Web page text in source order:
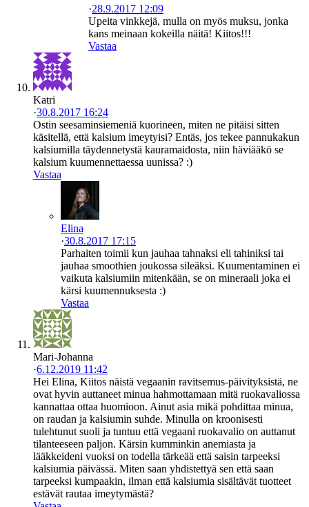
·28.9.2017 12:09
Upeita vinkkejä, mulla on myös muksu, jonka
kans meinaan kokeilla näitä! Kiitos!!!
Vastaa
Katri
·30.8.2017 16:24
Ostin seesaminsiemeniä kuorineen, miten ne pitäisi sitten
käsitellä, että kalsium imeytyisi? Entäs, jos tekee pannukakun
kalsiumilla täydennetystä kauramaidosta, niin häviääkö se
kalsium kuumennettaessa uunissa? :)
Vastaa
Elina
·30.8.2017 17:15
Parhaiten toimii kun jauhaa tahnaksi eli tahiniksi tai
jauhaa smoothien joukossa sileäksi. Kuumentaminen ei
vaikuta kalsiumiin mitenkään, se on mineraali joka ei
kärsi kuumennuksesta :)
Vastaa
Mari-Johanna
·6.12.2019 11:42
Hei Elina, Kiitos näistä vegaanin ravitsemus-päivityksistä, ne
ovat hyvin auttaneet minua hahmottamaan mitä ruokavaliossa
kannattaa ottaa huomioon. Ainut asia mikä pohdittaa minua,
on raudan ja kalsiumin suhde. Minulla on kroonisesti
tulehtunut suoli ja tuntuu että vegaani ruokavalio on auttanut
tilanteeseen paljon. Kärsin kumminkin anemiasta ja
lääkkeideni vuoksi on todella tärkeää että saisin tarpeeksi
kalsiumia päivässä. Miten saan yhdistettyä sen että saan
tarpeeksi kumpaakin, ilman että kalsiumia sisältävät tuotteet
estävät rautaa imeytymästä?